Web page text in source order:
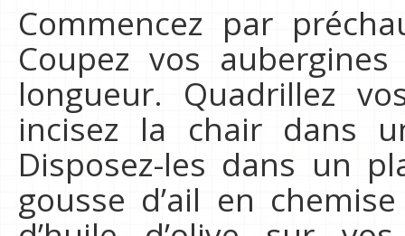
Commencez par
Coupez vos
longueur. Quadrillez
incisez la chair dans
Disposez-les dans un
gousse d’ail en